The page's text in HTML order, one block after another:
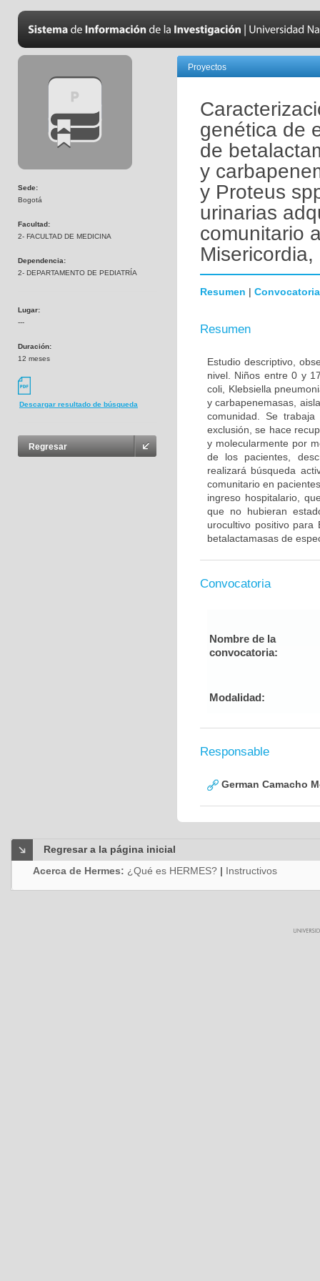
Sede:
Bogotá
Facultad:
2- FACULTAD DE MEDICINA
Dependencia:
2- DEPARTAMENTO DE PEDIATRÍA
Lugar:
---
Duración:
12 meses
Descargar resultado de búsqueda
Regresar
Proyectos
genética de
de
y
y Proteus
urinarias
comunitario
Resumen | Convocatoria
Resumen
Estudio descriptivo,
nivel. Niños entre 0 y
coli, Klebsiella
y carbapenemasas,
comunidad. Se
exclusión, se hace
y molecularmente por
de los pacientes,
realizará búsqueda
comunitario en
ingreso hospitalario,
que no hubieran
urocultivo positivo
betalactamasas de
Convocatoria
Nombre de la
convocatoria:
Modalidad:
Responsable
German Camacho
Regresar a la página inicial
Acerca de Hermes: ¿Qué es HERMES? | Instructivos